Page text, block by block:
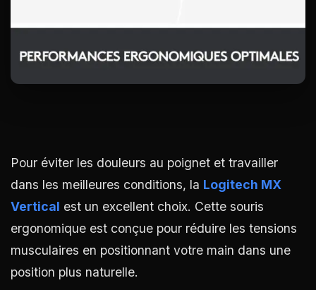
Pour éviter les douleurs au poignet et travailler
dans les meilleures conditions, la Logitech MX
Vertical est un excellent choix. Cette souris
ergonomique est conçue pour réduire les tensions
musculaires en positionnant votre main dans une
position plus naturelle.